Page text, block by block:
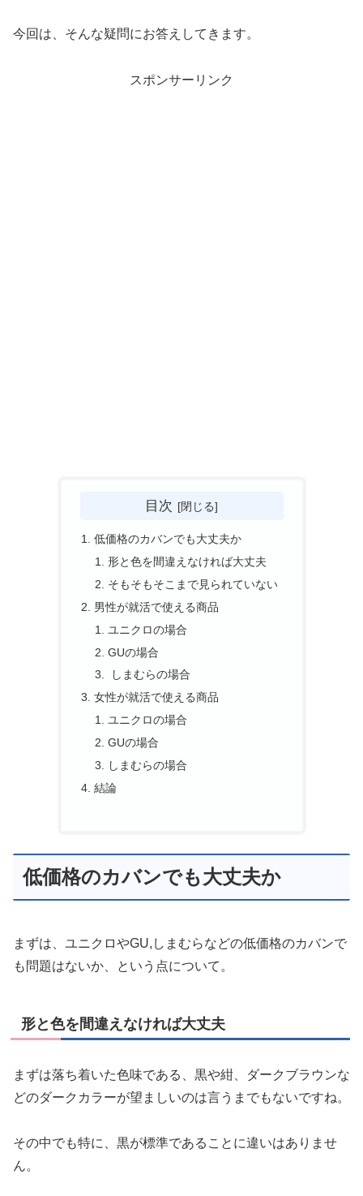
今回は、そんな疑問にお答えしてきます。
スポンサーリンク
目次
低価格のカバンでも大丈夫か
形と色を間違えなければ大丈夫
そもそもそこまで見られていない
男性が就活で使える商品
ユニクロの場合
GUの場合
しまむらの場合
女性が就活で使える商品
ユニクロの場合
GUの場合
しまむらの場合
結論
低価格のカバンでも大丈夫か
まずは、ユニクロやGU,しまむらなどの低価格のカバンで
も問題はないか、という点について。
形と色を間違えなければ大丈夫
まずは落ち着いた色味である、黒や紺、ダークブラウンな
どのダークカラーが望ましいのは言うまでもないですね。
その中でも特に、黒が標準であることに違いはありませ
ん。